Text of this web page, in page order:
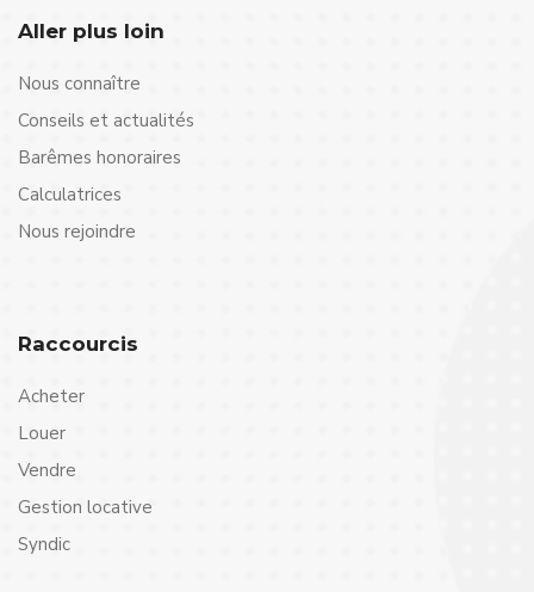
Aller plus loin
Nous connaître
Conseils et actualités
Barêmes honoraires
Calculatrices
Nous rejoindre
Raccourcis
Acheter
Louer
Vendre
Gestion locative
Syndic